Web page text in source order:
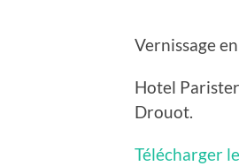
Vernissage
Hotel
Drouot.
Télécharger